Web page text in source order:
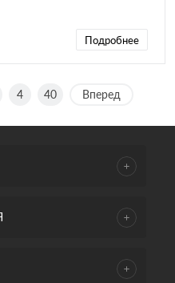
Подробнее
4 40 Вперед